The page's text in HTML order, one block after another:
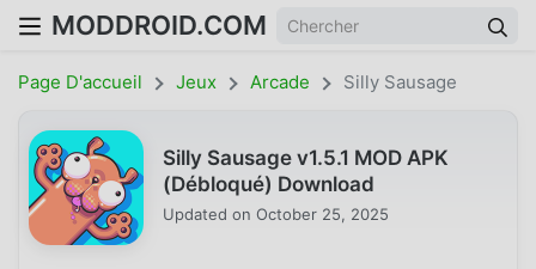
MODDROID.COM
Page D'accueil Jeux Arcade Silly Sausage
Silly Sausage v1.5.1 MOD APK
(Débloqué) Download
Updated on October 25, 2025